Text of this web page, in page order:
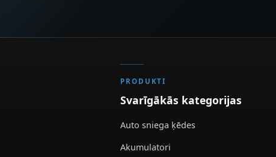
PRODUKTI
Svarīgākās kategorijas
Auto sniega ķēdes
Akumulatori